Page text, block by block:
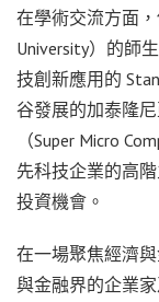
在學術交流方面
University）的師
技創新應用的
谷發展的加泰隆
（Super Micro
先科技企業的高
投資機會。
在一場聚焦經濟
與金融界的企業